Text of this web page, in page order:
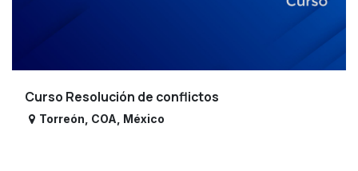
Curso Resolución de conflictos
Torreón COA México